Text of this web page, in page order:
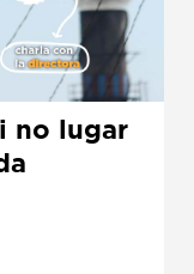
no lugar